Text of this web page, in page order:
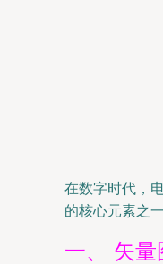
在数字时代，
的核心元素之
一、 矢量